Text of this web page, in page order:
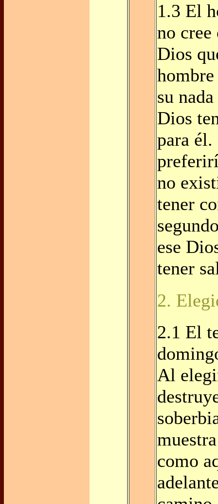
1.3 El
no cree
Dios
hombre
su
Dios
para
no
tener
ese
tener
2.
2.1 El
Al
como